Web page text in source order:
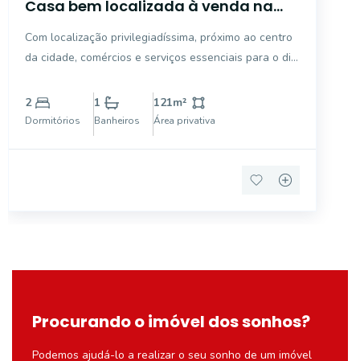
Casa bem localizada à venda na
Com localização privilegiadíssima, próximo ao centro
da cidade, comércios e serviços essenciais para o dia
para comércio ou residência. Com 360m2 de terreno
o imóvel conta com casa principal com 02
2
Dormitórios
1
Banheiros
121m²
Área privativa
Procurando o imóvel dos sonhos?
Podemos ajudá-lo a realizar o seu sonho de um imóvel